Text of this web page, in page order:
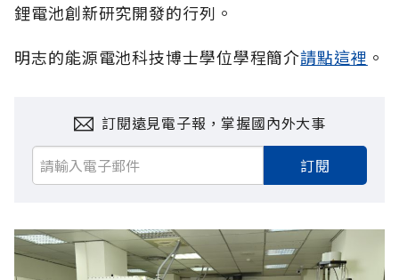
鋰電池創新研究開發的行列。
明志的能源電池科技博士學位學程簡介請點這裡 。
訂閱遠見電子報，掌握國內外大事
訂閱